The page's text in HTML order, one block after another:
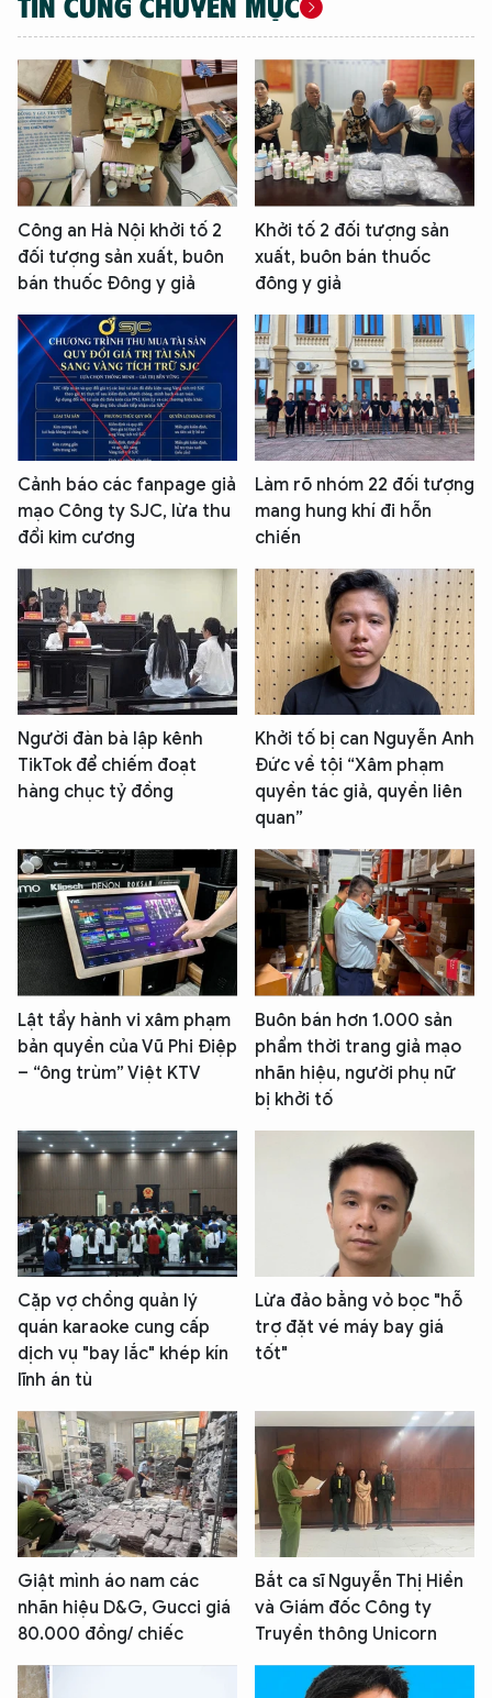
Công an Hà Nội khởi tố 2
đối tượng sản xuất, buôn
bán thuốc Đông y giả
Khởi tố 2 đối tượng sản
xuất, buôn bán thuốc
đông y giả
Cảnh báo các fanpage giả
mạo Công ty SJC, lừa thu
đổi kim cương
Làm rõ nhóm 22 đối tượng
mang hung khí đi hỗn
chiến
Người đàn bà lập kênh
TikTok để chiếm đoạt
hàng chục tỷ đồng
Khởi tố bị can Nguyễn Anh
Đức về tội “Xâm phạm
quyền tác giả, quyền liên
quan”
Lật tẩy hành vi xâm phạm
bản quyền của Vũ Phi Điệp
– “ông trùm” Việt KTV
Buôn bán hơn 1.000 sản
phẩm thời trang giả mạo
nhãn hiệu, người phụ nữ
bị khởi tố
Cặp vợ chồng quản lý
quán karaoke cung cấp
dịch vụ "bay lắc" khép kín
lĩnh án tù
Lừa đảo bằng vỏ bọc "hỗ
trợ đặt vé máy bay giá
tốt"
Giật mình áo nam các
nhãn hiệu D&G, Gucci giá
80.000 đồng/ chiếc
Bắt ca sĩ Nguyễn Thị Hiền
và Giám đốc Công ty
Truyền thông Unicorn